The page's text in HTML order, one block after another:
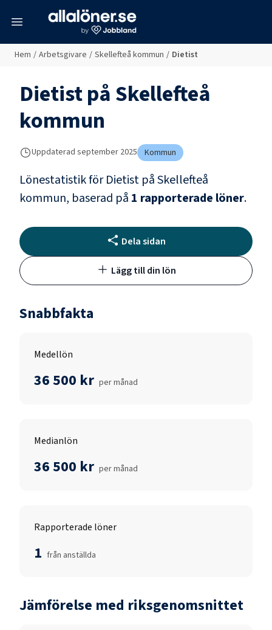
Hem / Arbetsgivare / Skellefteå kommun / Dietist
DietistpåSkellefteå
kommun
Uppdaterad september 2025 Kommun
Lönestatistik förDietist påSkellefteå
kommun, baserad på 1 rapporterade löner.
Dela sidan
Lägg till din lön
Snabbfakta
Medellön
36 500 kr per månad
Medianlön
36 500 kr per månad
Rapporterade löner
1 från anställda
Jämförelse med riksgenomsnittet